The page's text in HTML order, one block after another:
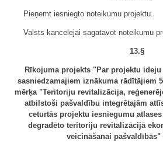
Pieņemt iesniegto noteikumu projektu.
Valsts kancelejai sagatavot noteikumu
13.§
Rīkojuma projekts "Par projektu
sasniedzamajiem iznākuma rādītājiem
mērķa "Teritoriju revitalizācija,
atbilstoši pašvaldību integrētajām
ceturtās projektu iesniegumu
degradēto teritoriju revitalizācijā
veicināšanai pašvaldībās"